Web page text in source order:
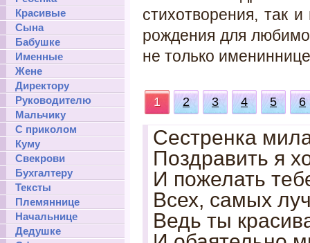
Красивые
Сына
Бабушке
Именные
Жене
Директору
Руководителю
Мальчику
С приколом
Куму
Свекрови
Бухгалтеру
Тексты
Племяннице
Начальнице
Дедушке
стихотворения, так
рождения для
не только
1 2 3 4 5 6
Сестренка
Поздравить я
И пожелать
Всех, самых
Ведь ты